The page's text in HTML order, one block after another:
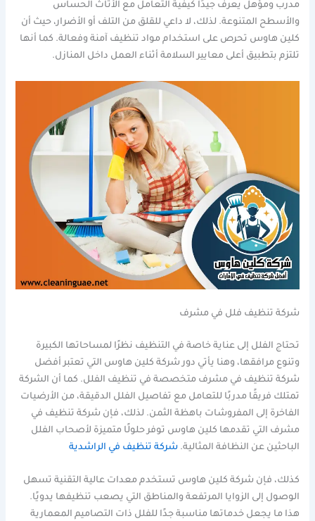
مدرب ومؤهل يعرف جيدًا كيفية التعامل مع الأثاث الحساس
والأسطح المتنوعة. لذلك، لا داعي للقلق من التلف أو الأضرار، حيث أن
كلين هاوس تحرص على استخدام مواد تنظيف آمنة وفعالة. كما أنها
تلتزم بتطبيق أعلى معايير السلامة أثناء العمل داخل المنازل.
شركة تنظيف فلل في مشرف
تحتاج الفلل إلى عناية خاصة في التنظيف نظرًا لمساحاتها الكبيرة
وتنوع مرافقها، وهنا يأتي دور شركة كلين هاوس التي تعتبر أفضل
شركة تنظيف في مشرف متخصصة في تنظيف الفلل. كما أن الشركة
تمتلك فريقًا مدربًا للتعامل مع تفاصيل الفلل الدقيقة، من الأرضيات
الفاخرة إلى المفروشات باهظة الثمن. لذلك، فإن شركة تنظيف في
مشرف التي تقدمها كلين هاوس توفر حلولًا متميزة لأصحاب الفلل
الباحثين عن النظافة المثالية.شركة تنظيف في الراشدية
كذلك، فإن شركة كلين هاوس تستخدم معدات عالية التقنية تسهل
الوصول إلى الزوايا المرتفعة والمناطق التي يصعب تنظيفها يدويًا.
هذا ما يجعل خدماتها مناسبة جدًا للفلل ذات التصاميم المعمارية